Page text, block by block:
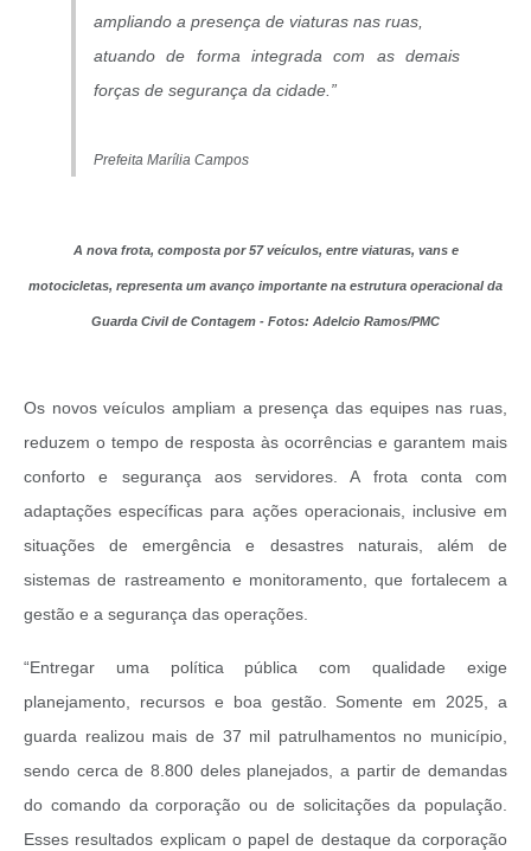
ampliando a presença de viaturas nas ruas,
atuando de forma integrada com as demais
forças de segurança da cidade.”
Prefeita Marília Campos
A nova frota, composta por57 veículos, entre viaturas, vans e
motocicletas, representa um avanço importante na estrutura operacional da
Guarda Civil de Contagem - Fotos: Adelcio Ramos/PMC
Os novos veículos ampliam a presença das equipes nas ruas,
reduzem o tempo de resposta às ocorrências e garantem mais
conforto e segurança aos servidores. A frota conta com
adaptações específicas para ações operacionais, inclusive em
situações de emergência e desastres naturais, além de
sistemas de rastreamento e monitoramento, que fortalecem a
gestão e a segurança das operações.
“Entregar uma política pública com qualidade exige
planejamento, recursos e boa gestão. Somente em 2025, a
guarda realizou mais de 37 mil patrulhamentos no município,
sendo cerca de 8.800 deles planejados, a partir de demandas
do comando da corporação ou de solicitações da população.
Esses resultados explicam o papel de destaque da corporação